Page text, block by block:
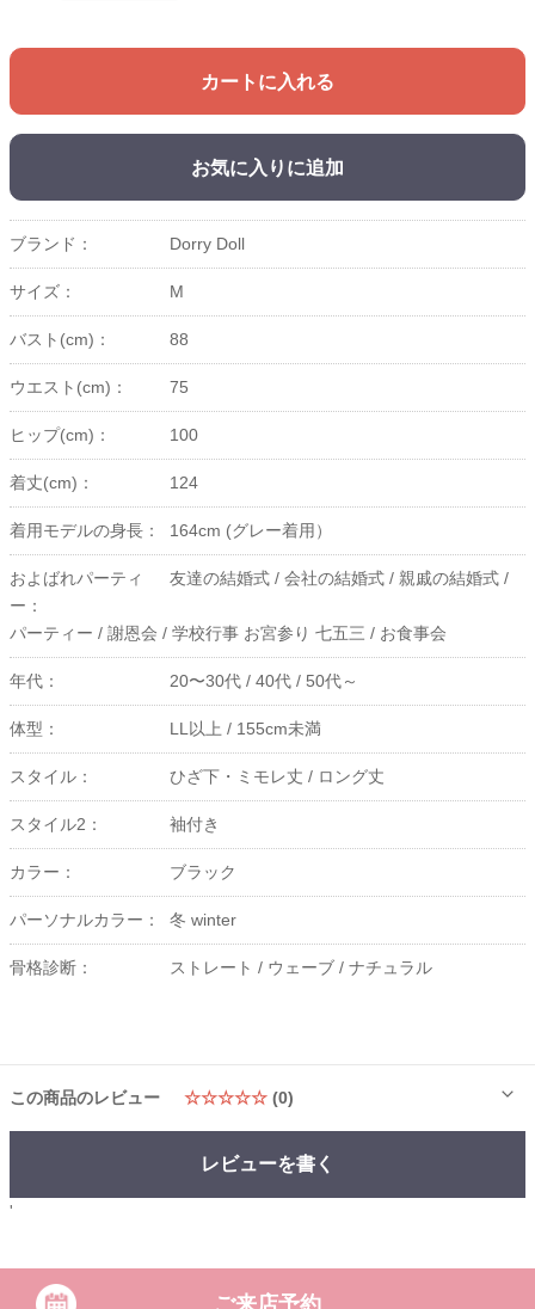
カートに入れる
お気に入りに追加
ブランド： Dorry Doll
サイズ： M
バスト(cm)： 88
ウエスト(cm)： 75
ヒップ(cm)： 100
着丈(cm)： 124
着用モデルの身長： 164cm (グレー着用）
およばれパーティ
ー：
友達の結婚式 / 会社の結婚式 / 親戚の結婚式 /
パーティー / 謝恩会 / 学校行事 お宮参り 七五三 / お食事会
年代： 20〜30代 / 40代 / 50代～
体型： LL以上 / 155cm未満
スタイル： ひざ下・ミモレ丈 / ロング丈
スタイル2： 袖付き
カラー： ブラック
パーソナルカラー： 冬 winter
骨格診断： ストレート / ウェーブ / ナチュラル
この商品のレビュー ☆☆☆☆☆ (0)
レビューを書く
'